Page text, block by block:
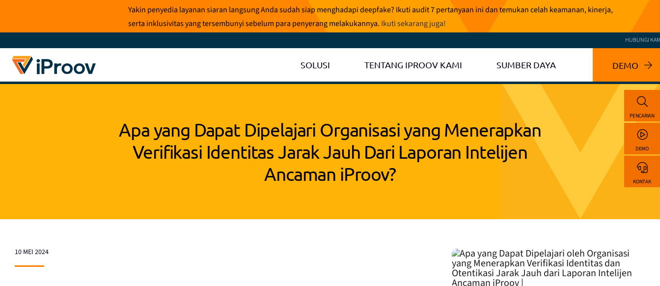
konten
Yakin penyedia layanan siaran langsung Anda sudah siap menghadapi deepfake? Ikuti audit 7 pertanyaan ini dan temukan celah keamanan, kinerja,
serta inklusivitas yang tersembunyi sebelum para penyerang melakukannya. Ikuti sekarang juga!
HUBUNGI
SOLUSI TENTANG IPROOV KAMI SUMBER DAYA DEMO
Apa yang Dapat Dipelajari Organisasi yang Menerapkan
Verifikasi Identitas Jarak Jauh Dari Laporan Intelijen
Ancaman iProov?
10 MEI 2024
PENCARIAN
DEMO
KONTAK